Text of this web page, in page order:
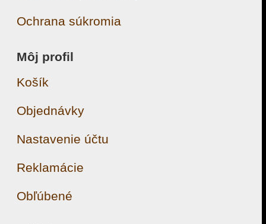
Ochrana súkromia
Môj profil
Košík
Objednávky
Nastavenie účtu
Reklamácie
Obľúbené